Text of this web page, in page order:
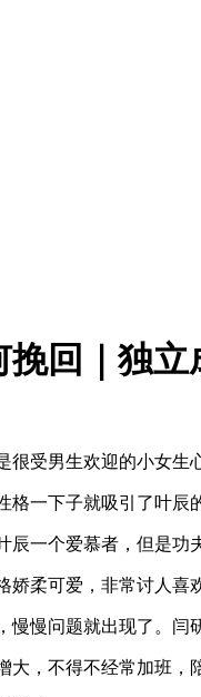
回｜独立
受男生欢迎的小女生
一下子就吸引了叶辰
一个爱慕者，但是功
柔可爱，非常讨人喜
慢问题就出现了。
，不得不经常加班